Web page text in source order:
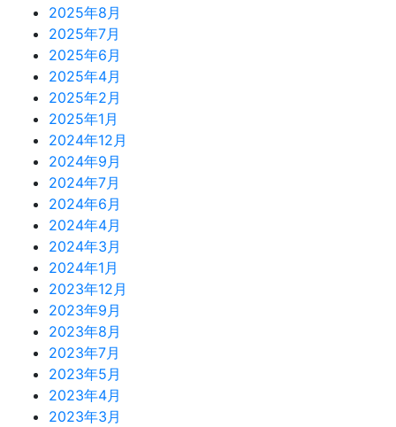
2025年8月
2025年7月
2025年6月
2025年4月
2025年2月
2025年1月
2024年12月
2024年9月
2024年7月
2024年6月
2024年4月
2024年3月
2024年1月
2023年12月
2023年9月
2023年8月
2023年7月
2023年5月
2023年4月
2023年3月